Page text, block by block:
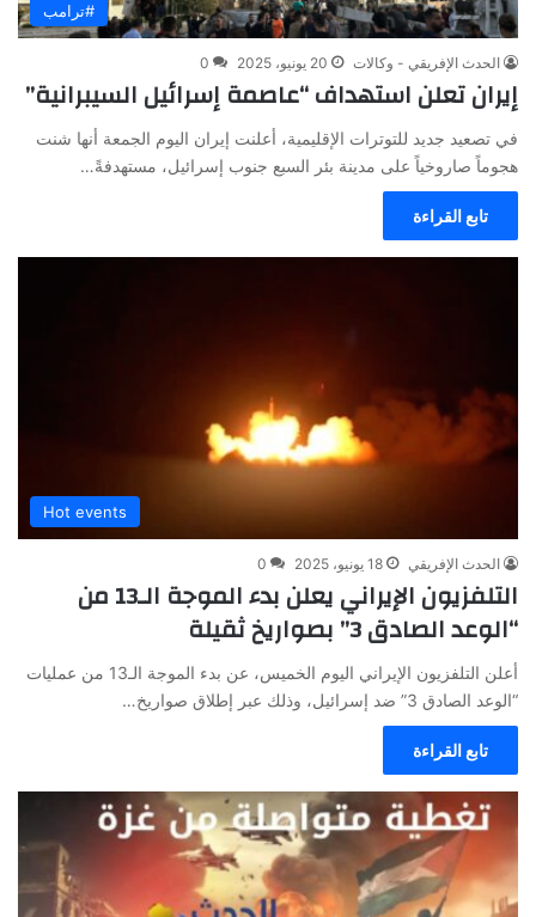
#ترامب
الحدث الإفريقي - وكالات 20 يونيو، 2025 0
إيران تعلن استهداف “عاصمة إسرائيل السيبرانية”
في تصعيد جديد للتوترات الإقليمية، أعلنت إيران اليوم الجمعة أنها شنت
هجوماً صاروخياً على مدينة بئر السبع جنوب إسرائيل، مستهدفةً…
تابع القراءة
Hot events
الحدث الإفريقي 18 يونيو، 2025 0
التلفزيون الإيراني يعلن بدء الموجة الـ13 من
“الوعد الصادق 3” بصواريخ ثقيلة
أعلن التلفزيون الإيراني اليوم الخميس، عن بدء الموجة الـ13 من عمليات
“الوعد الصادق 3” ضد إسرائيل، وذلك عبر إطلاق صواريخ…
تابع القراءة